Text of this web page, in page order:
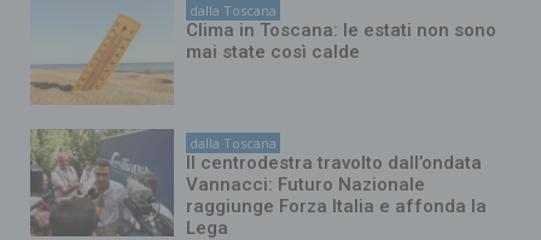
dalla Toscana
Clima in Toscana: le estati non sono
mai state così calde
dalla Toscana
Il centrodestra travolto dall’ondata
Vannacci: Futuro Nazionale
raggiunge Forza Italia e affonda la
Lega